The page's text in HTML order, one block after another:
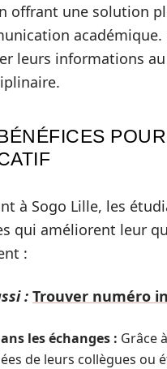
offrant une solution
leurs informations
à Sogo Lille, les
qui améliorent leur
:
: Trouver numéro
les échanges : Grâce
de leurs collègues ou